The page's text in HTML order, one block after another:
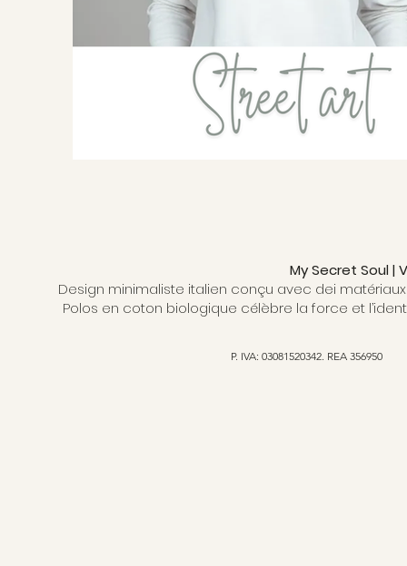
My Secret Soul |
Design minimaliste italien conçu avec dei
Polos en coton biologique célèbre la force et
P. IVA: 03081520342. REA 356950